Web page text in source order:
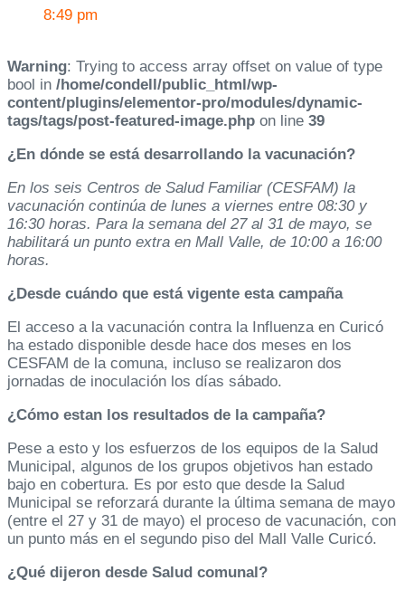
8:49 pm
Warning: Trying to access array offset on value of type
bool in /home/condell/public_html/wp-
content/plugins/elementor-pro/modules/dynamic-
tags/tags/post-featured-image.php on line 39
¿En dónde se está desarrollando la vacunación?
En los seis Centros de Salud Familiar (CESFAM) la
vacunación continúa de lunes a viernes entre 08:30 y
16:30 horas. Para la semana del 27 al 31 de mayo, se
habilitará un punto extra en Mall Valle, de 10:00 a 16:00
horas.
¿Desde cuándo que está vigente esta campaña
El acceso a la vacunación contra la Influenza en Curicó
ha estado disponible desde hace dos meses en los
CESFAM de la comuna, incluso se realizaron dos
jornadas de inoculación los días sábado.
¿Cómo estan los resultados de la campaña?
Pese a esto y los esfuerzos de los equipos de la Salud
Municipal, algunos de los grupos objetivos han estado
bajo en cobertura. Es por esto que desde la Salud
Municipal se reforzará durante la última semana de mayo
(entre el 27 y 31 de mayo) el proceso de vacunación, con
un punto más en el segundo piso del Mall Valle Curicó.
¿Qué dijeron desde Salud comunal?